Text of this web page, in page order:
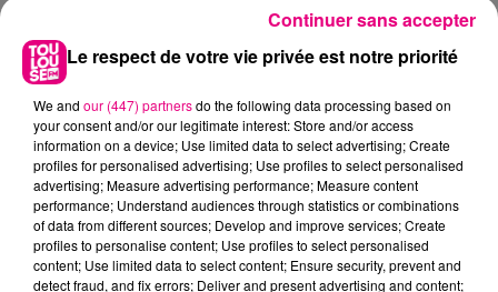
Cancer Lion Vierge
Le respect de votre vie privée est notre priorité
We and our (447) partnersdo the following data processing based on
your consent and/or our legitimate interest: Store and/or access
information on a device; Use limited data to select advertising; Create
profiles for personalised advertising; Use profiles to select personalised
advertising; Measure advertising performance; Measure content
performance; Understand audiences through statistics or combinations
of data from different sources; Develop and improve services; Create
profiles to personalise content; Use profiles to select personalised
content; Use limited data to select content; Ensure security, prevent and
detect fraud, and fix errors; Deliver and present advertising and content;
Continuer sans accepter